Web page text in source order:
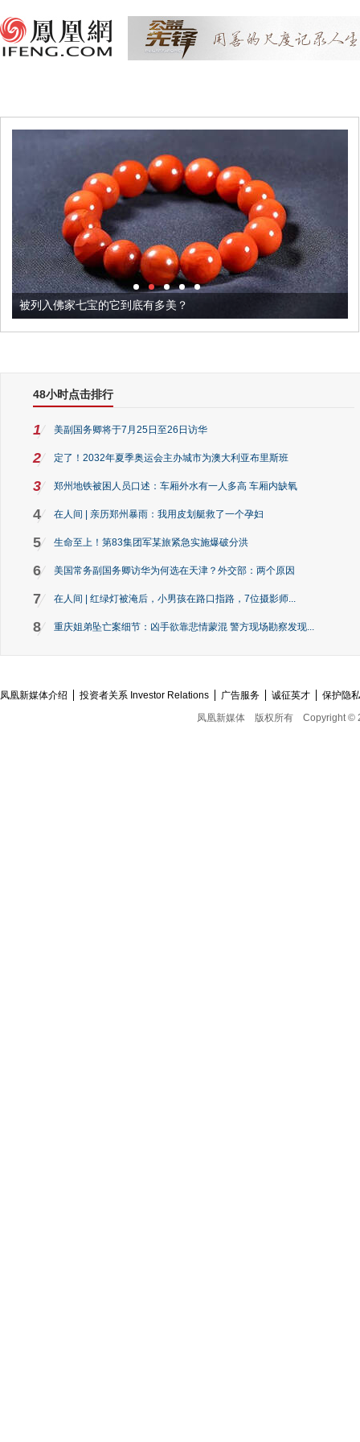
被列入佛家七宝的它到底有多美？
48小时点击排行
1 美副国务卿将于7月25日至26日访华
2 定了！2032年夏季奥运会主办城市为澳大利亚布里斯班
3 郑州地铁被困人员口述：车厢外水有一人多高 车厢内缺氧
4 在人间 | 亲历郑州暴雨：我用皮划艇救了一个孕妇
5 生命至上！第83集团军某旅紧急实施爆破分洪
6 美国常务副国务卿访华为何选在天津？外交部：两个原因
7 在人间 | 红绿灯被淹后，小男孩在路口指路，7位摄影师...
8 重庆姐弟坠亡案细节：凶手欲靠悲情蒙混 警方现场勘察发现...
凤凰新媒体介绍 投资者关系 Investor Relations 广告服务 诚征英才
保护隐
凤凰新媒体
版权所有 Copyright ©